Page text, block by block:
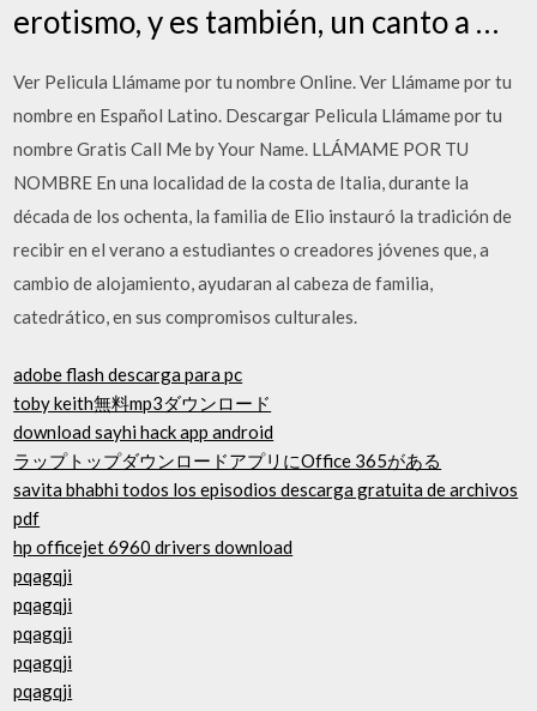
erotismo, y es también, un canto a …
Ver Pelicula Llámame por tu nombre Online. Ver Llámame por tu
nombre en Español Latino. Descargar Pelicula Llámame por tu
nombre Gratis Call Me by Your Name. LLÁMAME POR TU
NOMBRE En una localidad de la costa de Italia, durante la
década de los ochenta, la familia de Elio instauró la tradición de
recibir en el verano a estudiantes o creadores jóvenes que, a
cambio de alojamiento, ayudaran al cabeza de familia,
catedrático, en sus compromisos culturales.
adobe flash descarga para pc
toby keith無料mp3ダウンロード
download sayhi hack app android
ラップトップダウンロードアプリにOffice 365がある
savita bhabhi todos los episodios descarga gratuita de archivos
pdf
hp officejet 6960 drivers download
pqagqji
pqagqji
pqagqji
pqagqji
pqagqji